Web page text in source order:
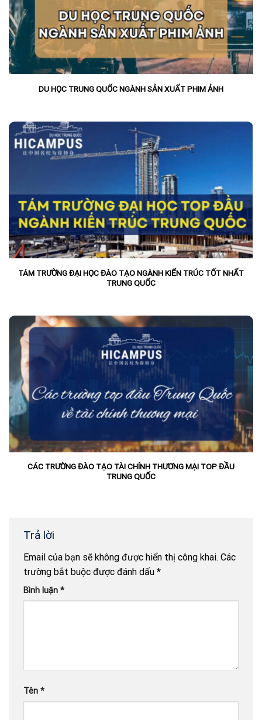
DU HỌC TRUNG QUỐC NGÀNH SẢN XUẤT PHIM ẢNH
TÁM TRƯỜNG ĐẠI HỌC ĐÀO TẠO NGÀNH KIẾN TRÚC TỐT NHẤT
TRUNG QUỐC
CÁC TRƯỜNG ĐÀO TẠO TÀI CHÍNH THƯƠNG MẠI TOP ĐẦU
TRUNG QUỐC
Trả lời
Email của bạn sẽ không được hiển thị công khai. Các
trường bắt buộc được đánh dấu *
Bình luận *
Tên *